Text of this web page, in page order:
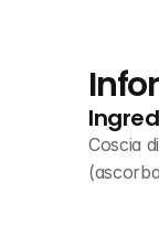
Coscia